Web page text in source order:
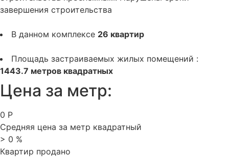
завершения строительства
В данном комплексе 26 квартир
Площадь застраиваемых жилых помещений :
1443.7 метров квадратных
Цена за метр:
0 Р
Средняя цена за метр квадратный
> 0 %
Квартир продано